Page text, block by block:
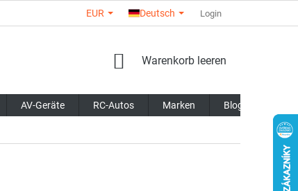
KONTAKTE GESCHÄFTSBEWERTUNG
EUR Deutsch Login
WARENKORB
Warenkorb leeren
AV-Geräte RC-Autos Marken Blog